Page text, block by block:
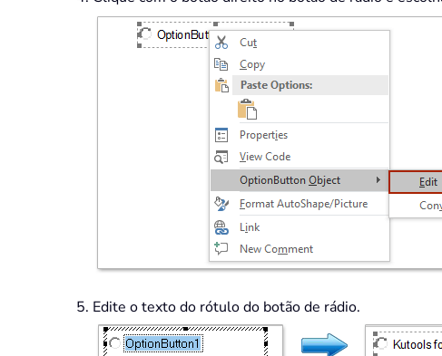
Edite o texto do rótulo do botão de rádio.